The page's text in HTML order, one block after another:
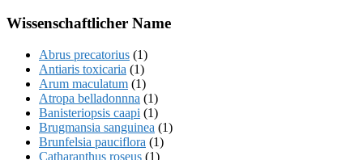
Wissenschaftlicher Name
Abrus precatorius (1)
Antiaris toxicaria (1)
Arum maculatum (1)
Atropa belladonnna (1)
Banisteriopsis caapi (1)
Brugmansia sanguinea (1)
Brunfelsia pauciflora (1)
Catharanthus roseus (1)